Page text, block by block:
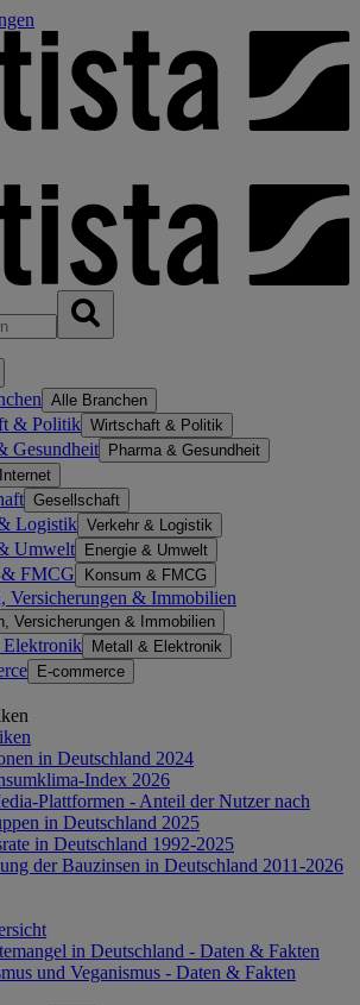
Alle Branchen
& Politik Wirtschaft & Politik
Gesundheit Pharma & Gesundheit
Internet
Gesellschaft
Logistik Verkehr & Logistik
Umwelt Energie & Umwelt
FMCG Konsum & FMCG
Versicherungen & Immobilien
Versicherungen & Immobilien
Metall & Elektronik
E-commerce
in Deutschland 2024
Index 2026
Plattformen - Anteil der Nutzer nach
in Deutschland 2025
in Deutschland 1992-2025
der Bauzinsen in Deutschland 2011-2026
in Deutschland - Daten & Fakten
und Veganismus - Daten & Fakten